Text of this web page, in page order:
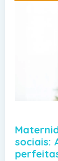
sociais: